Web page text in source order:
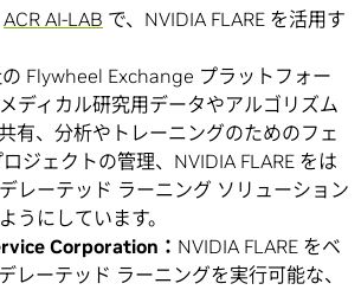
ACR AI-LAB で、NVIDIA FLARE を活用す
の Flywheel Exchange プラットフォー
ディカル研究用データやアルゴリズム
有、分析やトレーニングのためのフェ
ジェクトの管理、NVIDIA FLARE をは
レーテッド ラーニング ソリューション
うにしています。
Corporation： NVIDIA FLARE をベ
レーテッド ラーニングを実行可能な、